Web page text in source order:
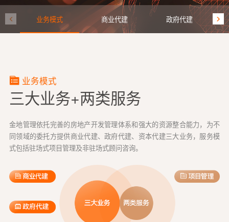
业务模式 商业代建 政府代建
业务模式
三大业务+两类服务
金地管理依托完善的房地产开发管理体系和强大的资源整合能力，为不
同领域的委托方提供商业代建、政府代建、资本代建三大业务，服务模
式包括驻场式项目管理及非驻场式顾问咨询。